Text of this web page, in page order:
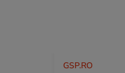
GSP.RO